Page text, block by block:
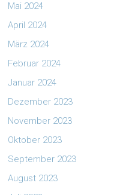
Mai 2024
April 2024
März 2024
Februar 2024
Januar 2024
Dezember 2023
November 2023
Oktober 2023
September 2023
August 2023